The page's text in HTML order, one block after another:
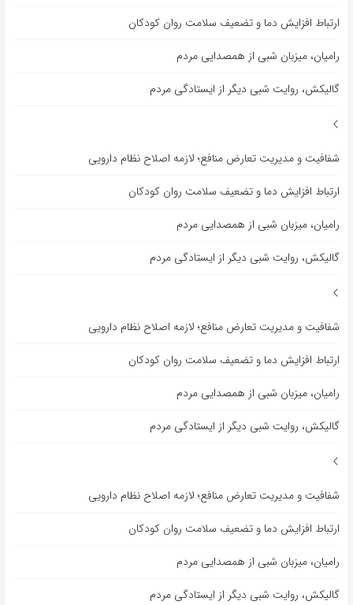
ارتباط افزایش دما و تضعیف سلامت روان کودکان
رامیان، میزبان شبی از همصدایی مردم
گالیکش، روایت شبی دیگر از ایستادگی مردم
شفافیت و مدیریت تعارض منافع؛ لازمه اصلاح نظام دارویی
ارتباط افزایش دما و تضعیف سلامت روان کودکان
رامیان، میزبان شبی از همصدایی مردم
گالیکش، روایت شبی دیگر از ایستادگی مردم
شفافیت و مدیریت تعارض منافع؛ لازمه اصلاح نظام دارویی
ارتباط افزایش دما و تضعیف سلامت روان کودکان
رامیان، میزبان شبی از همصدایی مردم
گالیکش، روایت شبی دیگر از ایستادگی مردم
شفافیت و مدیریت تعارض منافع؛ لازمه اصلاح نظام دارویی
ارتباط افزایش دما و تضعیف سلامت روان کودکان
رامیان، میزبان شبی از همصدایی مردم
گالیکش، روایت شبی دیگر از ایستادگی مردم